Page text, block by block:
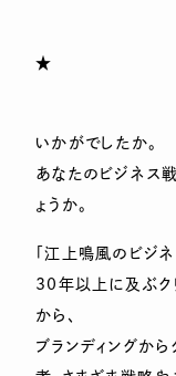
★
いかがでしたか。
あなたのビジネス
ょうか。
「江上鳴風のビジ
30年以上に及ぶク
から、
ブランディングから